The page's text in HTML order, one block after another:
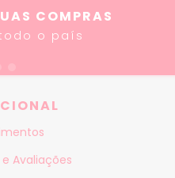
COMPRAS
o país
Avaliações